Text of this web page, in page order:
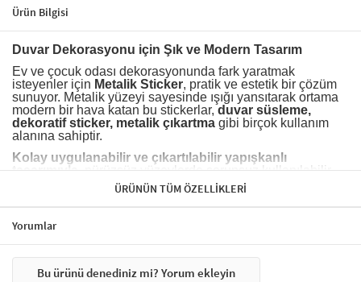
Ürün Bilgisi
Duvar Dekorasyonu için Şık ve Modern Tasarım
Ev ve çocuk odası dekorasyonunda fark yaratmak
isteyenler için Metalik Sticker, pratik ve estetik bir çözüm
sunuyor. Metalik yüzeyi sayesinde ışığı yansıtarak ortama
modern bir hava katan bu stickerlar, duvar süsleme,
dekoratif sticker, metalik çıkartma gibi birçok kullanım
alanına sahiptir.
Kolay uygulanabilir ve çıkartılabilir yapışkanlı
tasarımıyla, pürüzsüz yüzeylerde sorunsuz kullanılabilir.
Duvar, cam, dolap veya ayna gibi yüzeylere uygulanarak
yaratıcı dekoratif dizaynlar oluşturulabilir.
veya metalik renk seçenekleriylemekânınıza zarif bir
dokunuş ekleyin.
Evinizi kişiselleştirmek ve dekorasyonunuzu tamamlamak
içinmetalik stickermodellerimizi keşfedin!
ÜRÜNÜN TÜM ÖZELLIKLERI
Yorumlar
Bu ürünü denediniz mi? Yorum ekleyin